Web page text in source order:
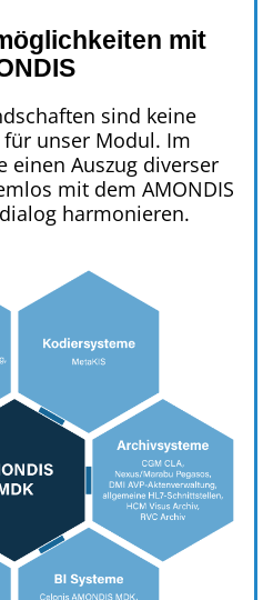
mit
sind keine
unser Modul. Im
einen Auszug diverser
mit dem AMONDIS
harmonieren.